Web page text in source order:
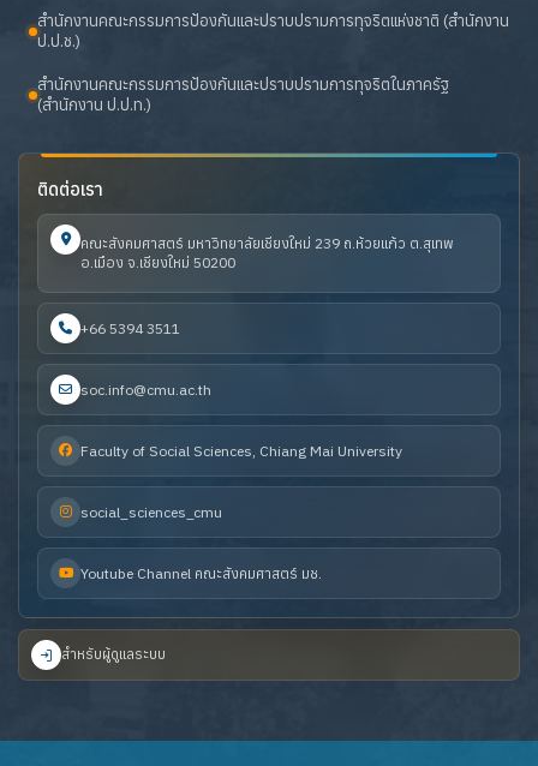
สำนักงานคณะกรรมการป้องกันและปราบปรามการทุจริตแห่งชาติ (สำนักงาน
ป.ป.ช.)
สำนักงานคณะกรรมการป้องกันและปราบปรามการทุจริตในภาครัฐ
(สำนักงาน ป.ป.ท.)
ติดต่อเรา
คณะสังคมศาสตร์ มหาวิทยาลัยเชียงใหม่ 239 ถ.ห้วยแก้ว ต.สุเทพ
อ.เมือง จ.เชียงใหม่ 50200
+66 5394 3511
soc.info@cmu.ac.th
Faculty of Social Sciences, Chiang Mai University
social_sciences_cmu
Youtube Channel คณะสังคมศาสตร์ มช.
สำหรับผู้ดูแลระบบ